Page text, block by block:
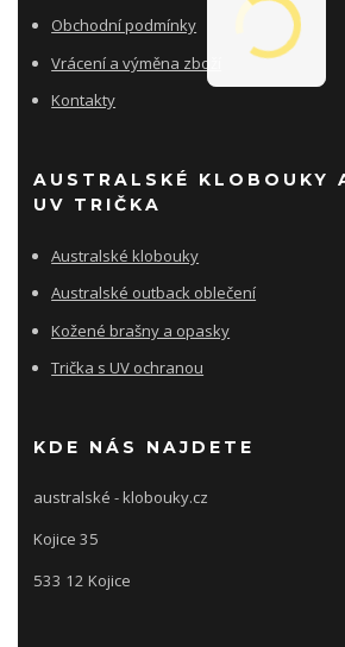
Obchodní podmínky
Vrácení a výměna zboží
Kontakty
AUSTRALSKÉ KLOBOUKY
UV TRIČKA
Australské klobouky
Australské outback oblečení
Kožené brašny a opasky
Trička s UV ochranou
KDE NÁS NAJDETE
australské - klobouky.cz
Kojice 35
533 12 Kojice